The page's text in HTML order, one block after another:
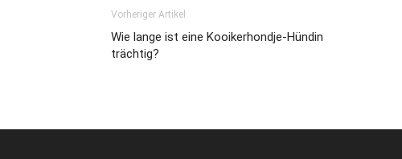
Vorheriger Artikel
Wie lange ist eine Kooikerhondje-Hündin
trächtig?